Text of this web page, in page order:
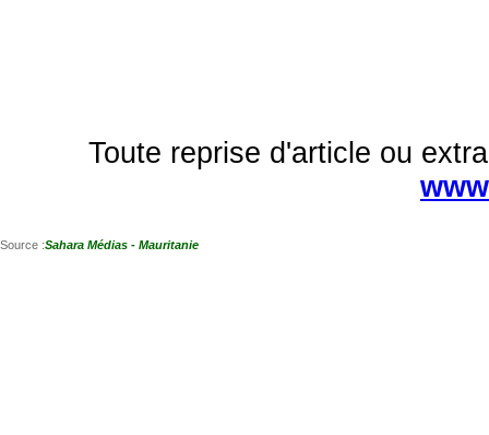
Toute reprise d'article ou
Source :Sahara Médias - Mauritanie